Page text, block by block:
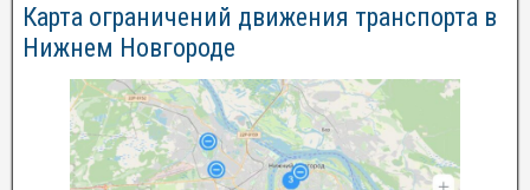
Карта ограничений движения транспорта в
Нижнем Новгороде